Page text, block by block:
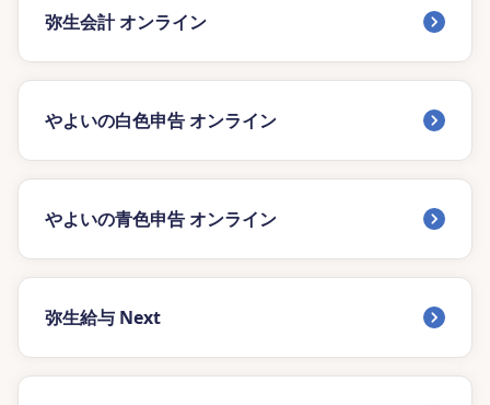
弥生会計 オンライン
やよいの白色申告 オンライン
やよいの青色申告 オンライン
弥生給与 Next